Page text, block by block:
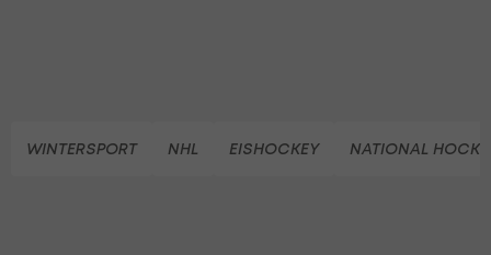
WINTERSPORT NHL EISHOCKEY NATIONAL